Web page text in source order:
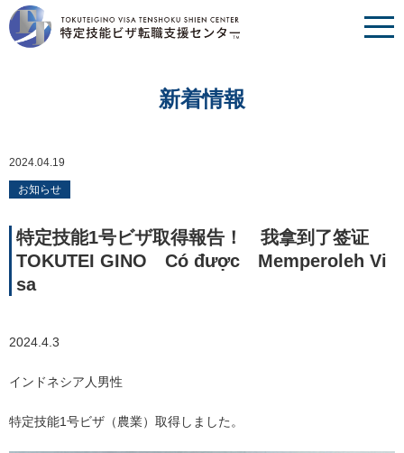
新着情報
2024.04.19
お知らせ
特定技能1号ビザ取得報告！ 我拿到了签证
TOKUTEI GINO Có được Memperoleh Vi
sa
2024.4.3
インドネシア人男性
特定技能1号ビザ（農業）取得しました。